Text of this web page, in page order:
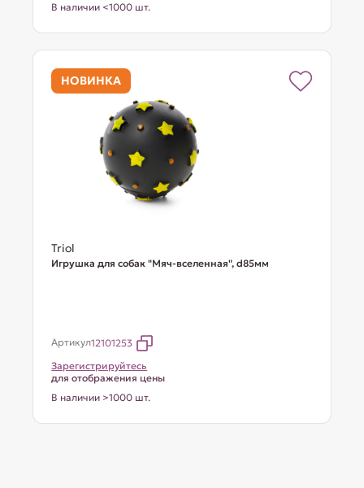
В наличии <1000 шт.
НОВИНКА
Triol
Игрушка для собак "Мяч-вселенная", d85мм
Артикул12101253
Зарегистрируйтесь
для отображения цены
В наличии >1000 шт.